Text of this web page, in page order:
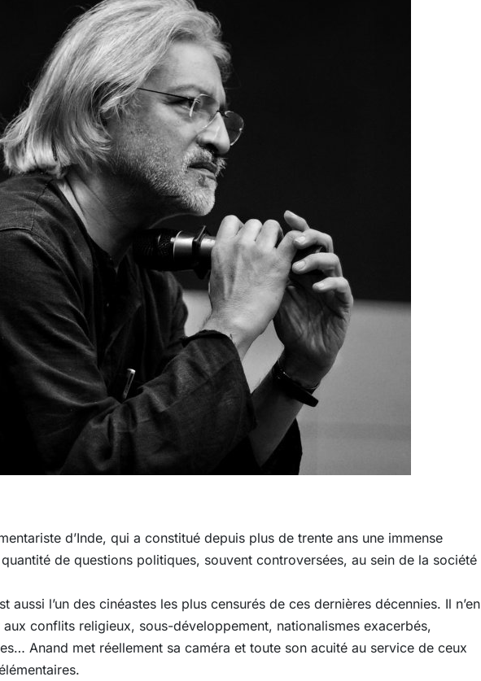
d’Inde, qui a constitué depuis plus de trente ans une immense
de questions politiques, souvent controversées, au sein de la société
aussi l’un des cinéastes les plus censurés de ces dernières décennies. Il n’en
aux conflits religieux, sous-développement, nationalismes exacerbés,
Anand met réellement sa caméra et toute son acuité au service de ceux